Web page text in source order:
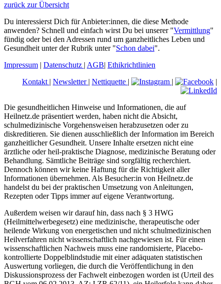
zurück zur Übersicht
Du interessierst Dich für Anbieter:innen, die diese Methode
anwenden? Schnell und einfach wirst Du bei unserer "Vermittlung"
fündig oder bei den Adressen rund um ganzheitliches Leben und
Gesundheit unter der Rubrik unter "Schon dabei".
Impressum | Datenschutz | AGB| Ethikrichtlinien
Kontakt | Newsletter | Nettiquette | | |
Die gesundheitlichen Hinweise und Informationen, die auf
Heilnetz.de präsentiert werden, haben nicht die Absicht,
schulmedizinische Vorgehensweisen herabzusetzen oder zu
diskreditieren. Sie dienen ausschließlich der Information im Bereich
ganzheitlicher Gesundheit. Unsere Inhalte ersetzen nicht eine
ärztliche oder heil-praktische Diagnose, medizinische Beratung oder
Behandlung. Sämtliche Beiträge sind sorgfältig recherchiert.
Dennoch können wir keine Haftung für die Richtigkeit aller
Informationen übernehmen. Als Besucher:in von Heilnetz.de
handelst du bei der praktischen Umsetzung von Anleitungen,
Rezepten oder Tipps immer auf eigene Verantwortung.
Außerdem weisen wir darauf hin, dass nach § 3 HWG
(Heilmittelwerbegesetz) eine medizinische, therapeutische oder
heilende Wirkung von energetischen und nicht schulmedizinischen
Heilverfahren nicht wissenschaftlich nachgewiesen ist. Für einen
wissenschaftlichen Nachweis muss eine randomisierte, Placebo-
kontrollierte Doppelblindstudie mit einer adäquaten statistischen
Auswertung vorliegen, die durch die Veröffentlichung in den
Diskussionsprozess der Fachwelt einbezogen worden ist (Urteil des